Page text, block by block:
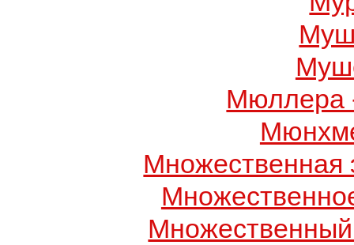
Мюллера
Множественная